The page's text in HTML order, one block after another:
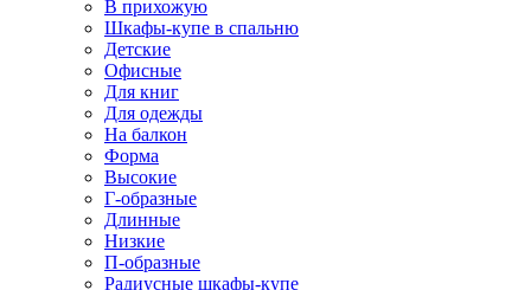
В прихожую
Шкафы-купе в спальню
Детские
Офисные
Для книг
Для одежды
На балкон
Форма
Высокие
Г-образные
Длинные
Низкие
П-образные
Радиусные шкафы-купе